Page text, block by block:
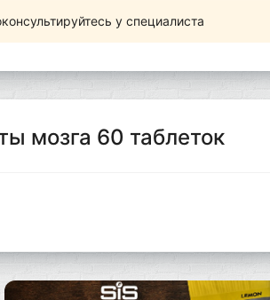
у специалиста
мозга 60 таблеток